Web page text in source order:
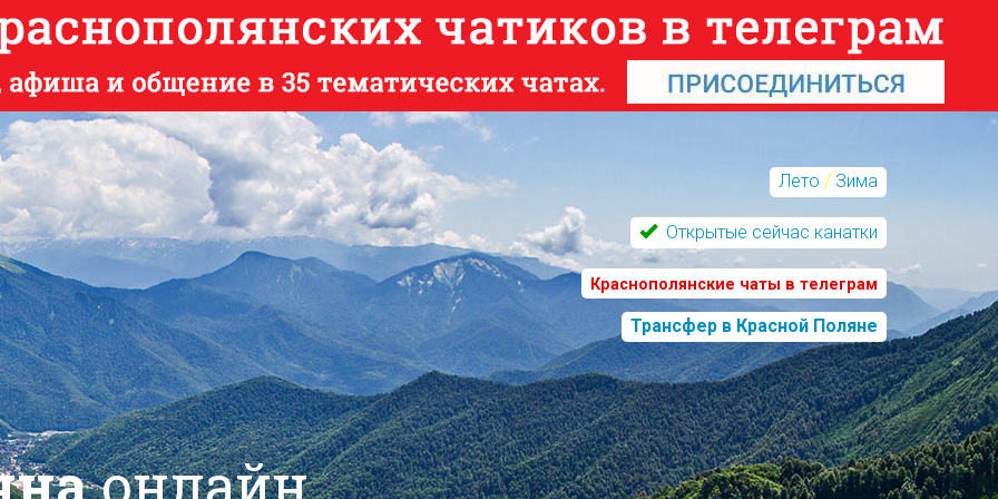
Лето / Зима
Открытые сейчас канатки
Краснополянские чаты в телеграм
Трансфер в Красной Поляне